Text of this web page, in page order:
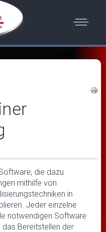
die dazu
mithilfe von
in
Jeder einzelne
notwendigen Software
das Bereitstellen der